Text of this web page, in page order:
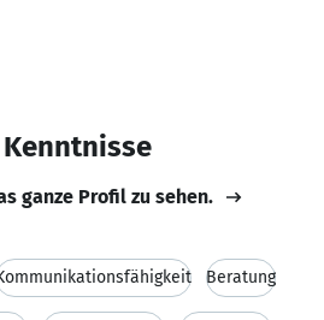
ganze Profil zu sehen.
Beratung